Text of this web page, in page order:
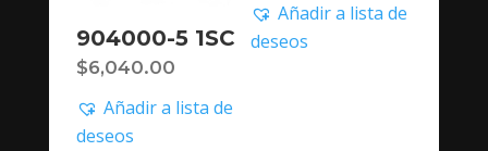
904000-5 1SC
$6,040.00
Añadir a lista de
deseos
Añadir a lista de
deseos